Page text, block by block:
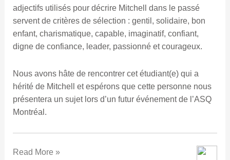
adjectifs utilisés pour décrire Mitchell dans le passé
servent de critères de sélection : gentil, solidaire, bon
enfant, charismatique, capable, imaginatif, confiant,
digne de confiance, leader, passionné et courageux.
Nous avons hâte de rencontrer cet étudiant(e) qui a
hérité de Mitchell et espérons que cette personne nous
présentera un sujet lors d’un futur événement de l’ASQ
Montréal.
Read More »